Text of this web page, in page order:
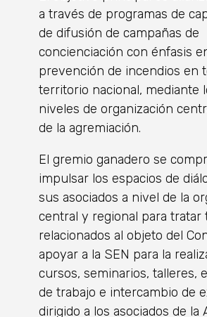
a través de programas de
de difusión de campañas de
concienciación con énfasis
prevención de incendios en
territorio nacional, mediante
niveles de organización
de la agremiación.
El gremio ganadero se
impulsar los espacios de
sus asociados a nivel de la
central y regional para tratar
relacionados al objeto del
apoyar a la SEN para la
cursos, seminarios, talleres,
de trabajo e intercambio de
dirigido a los asociados de la